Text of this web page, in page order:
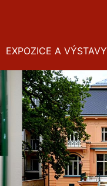
EXPOZICE A VÝSTAVY